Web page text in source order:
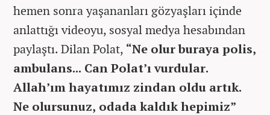
hemen sonra yaşananları gözyaşları içinde
anlattığı videoyu, sosyal medya hesabından
paylaştı. Dilan Polat, “Ne olur buraya polis,
ambulans... Can Polat’ı vurdular.
Allah’ım hayatımız zindan oldu artık.
Ne olursunuz, odada kaldık hepimiz”